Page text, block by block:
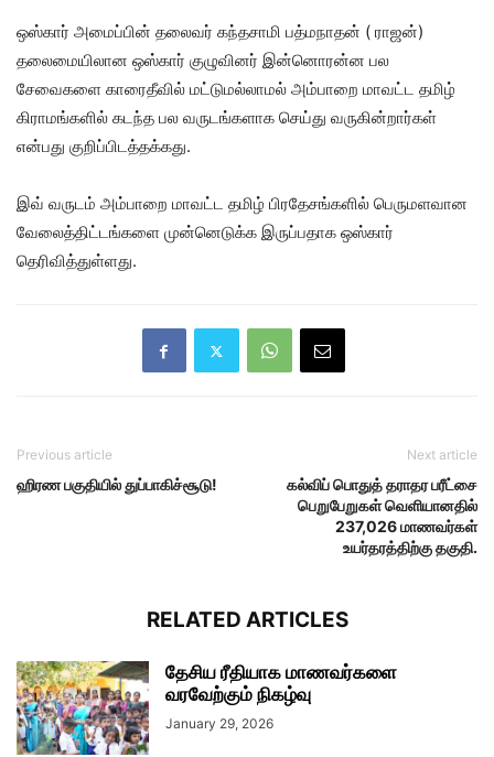
ஒஸ்கார் அமைப்பின் தலைவர் கந்தசாமி பத்மநாதன் ( ராஜன்)
தலைமையிலான ஒஸ்கார் குழுவினர் இன்னொரன்ன பல
சேவைகளை காரைதீவில் மட்டுமல்லாமல் அம்பாறை மாவட்ட தமிழ்
கிராமங்களில் கடந்த பல வருடங்களாக செய்து வருகின்றார்கள்
என்பது குறிப்பிடத்தக்கது.
இவ் வருடம் அம்பாறை மாவட்ட தமிழ் பிரதேசங்களில் பெருமளவான
வேலைத்திட்டங்களை முன்னெடுக்க இருப்பதாக ஒஸ்கார்
தெரிவித்துள்ளது.
Previous article
ஹிரண பகுதியில் துப்பாகிச்சூடு!
Next article
கல்விப் பொதுத் தராதர பரீட்சை
பெறுபேறுகள் வெளியானதில்
237,026 மாணவர்கள்
உயர்தரத்திற்கு தகுதி.
RELATED ARTICLES
தேசிய ரீதியாக மாணவர்களை
வரவேற்கும் நிகழ்வு
January 29, 2026